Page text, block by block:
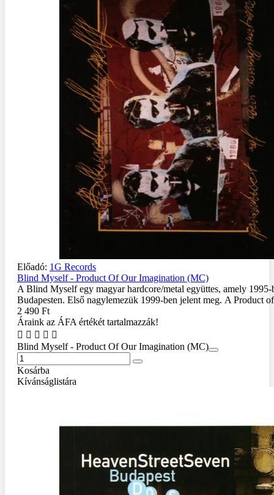
Előadó: 1G Records
Blind Myself - Product Of Our Imagination (MC)
A Blind Myself egy magyar hardcore/metal együttes, amely 1995-
Budapesten. Első nagylemezük 1999-ben jelent meg. A Product
2 490 Ft
Áraink az ÁFA értékét tartalmazzák!
Blind Myself - Product Of Our Imagination (MC)
Kosárba
Kívánságlistára